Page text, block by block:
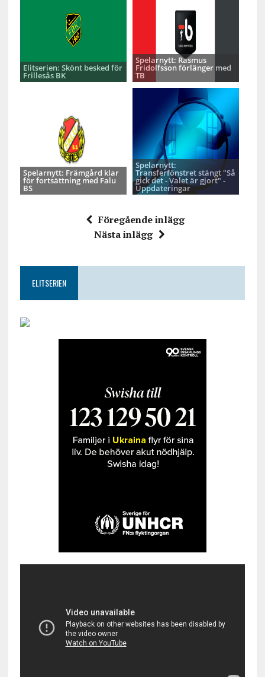
Elitserien: Skönt besked för
Frillesås BK
Spelarnytt: Rasmus
Fridolfsson förlänger med
TB
Spelarnytt: Främgård klar
för fortsättning med Falu
BS
Spelarnytt:
Transferfönstret stängt "Så
gick det - Valet är gjort" -
Uppdateringar
Föregående inlägg
Nästa inlägg
ELITSERIEN